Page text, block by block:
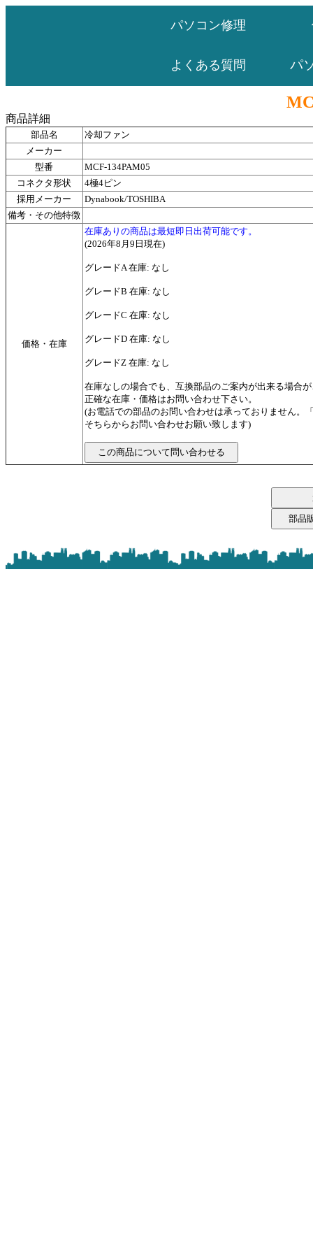
パソコン修理
よくある質問 パ
商品詳細
部品名
冷却ファン
メーカー
型番
MCF-134PAM05
コネクタ形状
4極4ピン
採用メーカー
Dynabook/TOSHIBA
備考・その他特徴
価格・在庫
在庫ありの商品は最短即日出荷可能です。
(2026年8月9日現在)
グレードA 在庫: なし
グレードB 在庫: なし
グレードC 在庫: なし
グレードD 在庫: なし
グレードZ 在庫: なし
在庫なしの場合でも、互換部品のご案内が出来る場合
正確な在庫・価格はお問い合わせ下さい。
(お電話での部品のお問い合わせは承っておりません。
そちらからお問い合わせお願い致します)